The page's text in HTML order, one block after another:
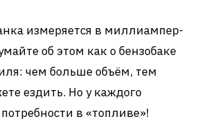
измеряется в миллиампер-
об этом как о бензобаке
чем больше объём, тем
ездить. Но у каждого
в «топливе»!